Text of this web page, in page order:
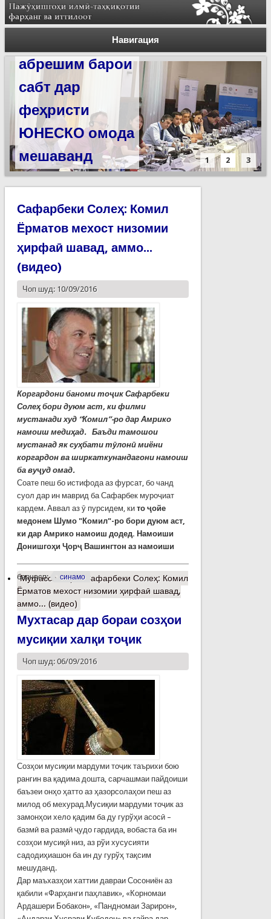
Навигация
Силсилаи
ёдгориҳои роҳи
абрешим барои
сабт дар
феҳристи
ЮНЕСКО омода
мешаванд
1 2 3
Сафарбеки Солеҳ: Комил
Ёрматов мехост низомии
ҳирфаӣ шавад, аммо...
(видео)
Чоп шуд: 10/09/2016
Коргардони баноми тоҷик Сафарбеки
Солеҳ бори дуюм аст, ки филми
мустанади худ “Комил”-ро дар Амрико
намоиш медиҳад. Баъди тамошои
мустанад як суҳбати тӯлонӣ миёни
коргардон ва ширкаткунандагони намоиш
ба вуҷуд омад.
Соате пеш бо истифода аз фурсат, бо чанд
суол дар ин маврид ба Сафарбек муроҷиат
кардем. Аввал аз ӯ пурсидем, ки то ҷойе
медонем Шумо"Комил"-ро бори дуюм аст,
ки дар Амрико намоиш додед. Намоиши
Донишгоҳи Ҷорҷ Вашингтон аз намоиши
барчасп: синамо
Муфассалтаро Сафарбеки Солеҳ: Комил
Ёрматов мехост низомии ҳирфаӣ шавад,
аммо... (видео)
Мухтасар дар бораи созҳои
мусиқии халқи тоҷик
Чоп шуд: 06/09/2016
Созҳои мусиқии мардуми тоҷик таърихи бою
рангин ва қадима дошта, сарчашмаи пайдоиши
баъзеи онҳо ҳатто аз ҳазорсолаҳои пеш аз
милод об мехурад.Мусиқии мардуми тоҷик аз
замонҳои хело қадим ба ду гурўҳи асосӣ –
базмӣ ва размӣ ҷудо гардида, вобаста ба ин
созҳои мусиқӣ низ, аз рўи хусусияти
садодиҳиашон ба ин ду гурўҳ тақсим
мешуданд.
Дар маъхазҳои хаттии давраи Сосониён аз
қабили «Фарҳанги паҳлавик», «Корномаи
Ардашери Бобакон», «Пандномаи Зарирон»,